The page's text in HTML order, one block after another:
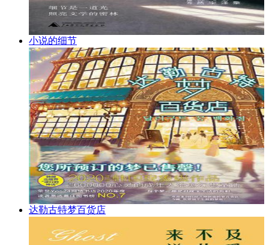
小说的细节
达勒古特梦百货店